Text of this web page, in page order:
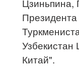
Китай".